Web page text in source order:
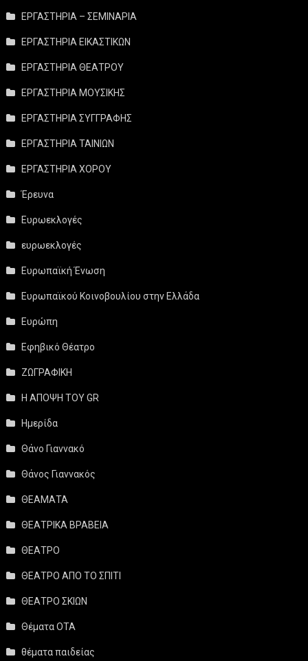
ΕΡΓΑΣΤΗΡΙΑ – ΣΕΜΙΝΑΡΙΑ
ΕΡΓΑΣΤΗΡΙΑ ΕΙΚΑΣΤΙΚΩΝ
ΕΡΓΑΣΤΗΡΙΑ ΘΕΑΤΡΟΥ
ΕΡΓΑΣΤΗΡΙΑ ΜΟΥΣΙΚΗΣ
ΕΡΓΑΣΤΗΡΙΑ ΣΥΓΓΡΑΦΗΣ
ΕΡΓΑΣΤΗΡΙΑ ΤΑΙΝΙΩΝ
ΕΡΓΑΣΤΗΡΙΑ ΧΟΡΟΥ
Έρευνα
Ευρωεκλογές
ευρωεκλογές
Ευρωπαϊκή Ένωση
Ευρωπαϊκού Κοινοβουλίου στην Ελλάδα
Ευρώπη
Εφηβικό Θέατρο
ΖΩΓΡΑΦΙΚΗ
Η ΑΠΟΨΗ ΤΟΥ GR
Ημερίδα
Θάνο Γιαννακό
Θάνος Γιαννακός
ΘΕΑΜΑΤΑ
ΘΕΑΤΡΙΚΑ ΒΡΑΒΕΙΑ
ΘΕΑΤΡΟ
ΘΕΑΤΡΟ ΑΠΟ ΤΟ ΣΠΙΤΙ
ΘΕΑΤΡΟ ΣΚΙΩΝ
Θέματα ΟΤΑ
θέματα παιδείας